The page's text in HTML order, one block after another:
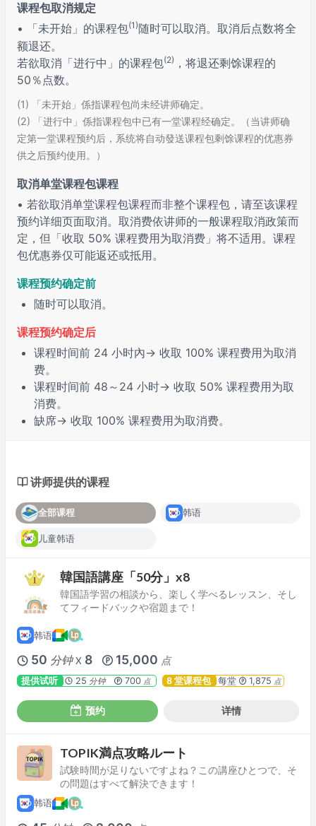
课程包取消规定
• 「未开始」的课程包(1)随时可以取消。取消后点数将全
额退还。
若欲取消「进行中」的课程包(2) ，将退还剩馀课程的
50％点数。
(1) 「未开始」係指课程包尚未经讲师确定。
(2) 「进行中」係指课程包中已有一堂课程经确定。（当讲师确
定第一堂课程预约后，系统将自动發送课程包剩馀课程的优惠券
供之后预约使用。）
取消单堂课程包课程
• 若欲取消单堂课程包课程而非整个课程包，请至该课程
预约详细页面取消。取消费依讲师的一般课程取消政策而
定，但「收取 50% 课程费用为取消费」将不适用。课程
包优惠券仅可能返还或抵用。
课程预约确定前
随时可以取消。
课程预约确定后
课程时间前 24 小时內→ 收取 100% 课程费用为取消
费。
课程时间前 48～24 小时→ 收取 50% 课程费用为取
消费。
缺席→ 收取 100% 课程费用为取消费。
讲师提供的课程
全部课程 韩语
儿童韩语
韓国語講座「50分」x8
韓国語学習の相談から、楽しく学べるレッスン、そし
てフィードバックや宿題まで！
韩语
50 分钟 X 8 15,000 点
提供试听 25 分钟 700点 8 堂课程包 每堂 1,875 点
预约 详情
TOPIK満点攻略ルート
試験時間が足りないですよね？この講座ひとつで、そ
の問題はすべて解決できます！
韩语